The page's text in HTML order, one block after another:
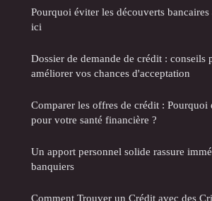
Pourquoi éviter les découverts
ici
Dossier de demande de crédit : conseils
améliorer vos chances d'acceptation
Comparer les offres de crédit : Pourquoi
pour votre santé financière ?
Un apport personnel solide rassure
banquiers
Comment Trouver un Crédit avec des